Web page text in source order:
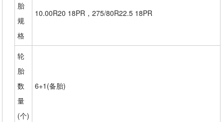
胎
规
格
10.00R20 18PR，275/80R22.5 18PR
轮
胎
数
量
(个)
6+1(备胎)